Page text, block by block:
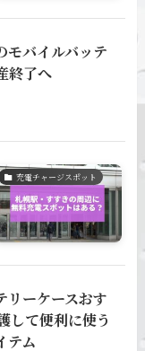
モバイルバッテ
終了へ
充電チャージスポット
リーケースおす
して便利に使う
テム